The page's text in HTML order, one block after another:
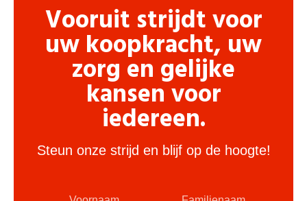
Vooruit strijdt voor
uw koopkracht, uw
zorg en gelijke
kansen voor
iedereen.
Steun onze strijd en blijf op de hoogte!